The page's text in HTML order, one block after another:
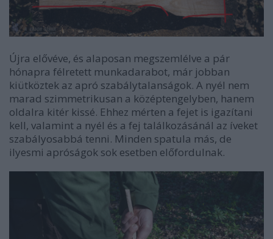
Újra elővéve, és alaposan megszemlélve a pár
hónapra félretett munkadarabot, már jobban
kiütköztek az apró szabálytalanságok. A nyél nem
marad szimmetrikusan a középtengelyben, hanem
oldalra kitér kissé. Ehhez mérten a fejet is igazítani
kell, valamint a nyél és a fej találkozásánál az íveket
szabályosabbá tenni. Minden spatula más, de
ilyesmi apróságok sok esetben előfordulnak.